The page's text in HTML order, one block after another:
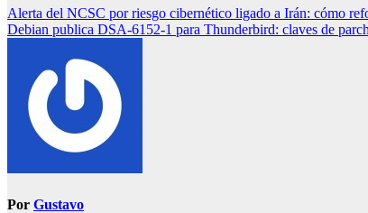
Alerta del NCSC por riesgo cibernético ligado a Irán: cómo
Debian publica DSA-6152-1 para Thunderbird: claves de
Por Gustavo